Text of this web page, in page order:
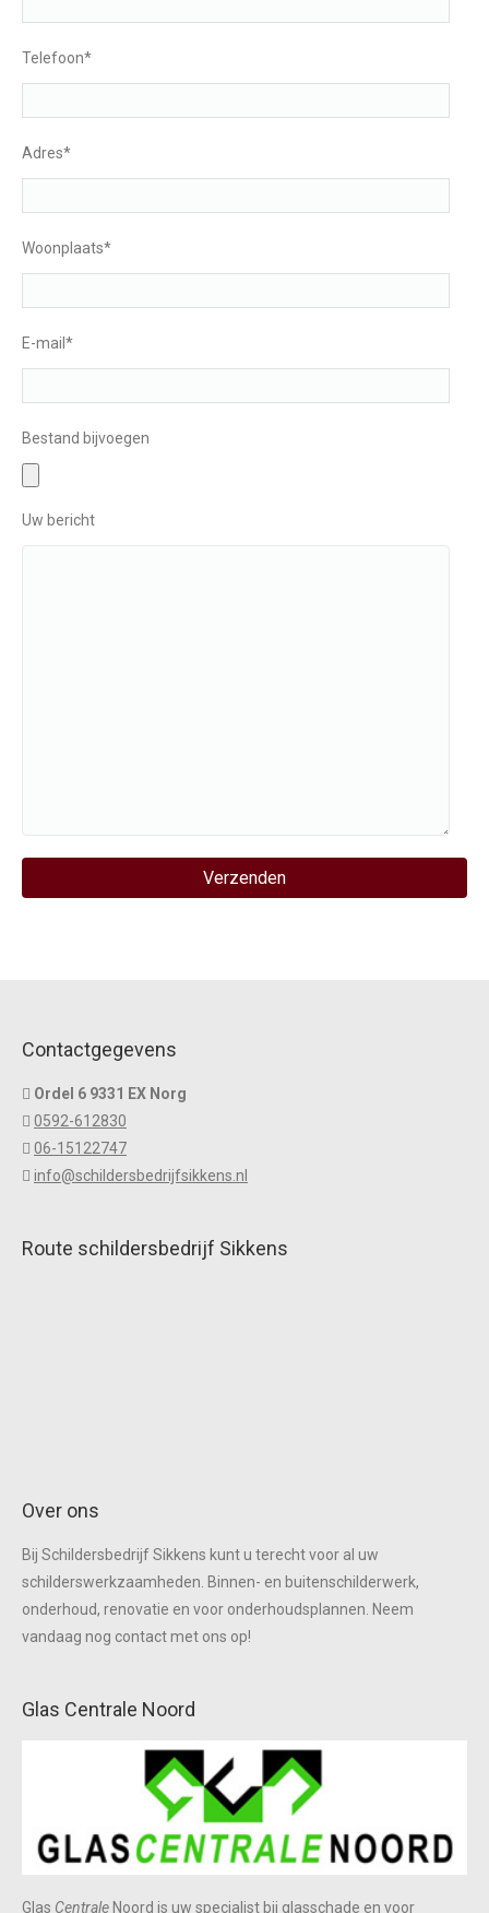
Telefoon*
Adres*
Woonplaats*
E-mail*
Bestand bijvoegen
Uw bericht
Gelieve dit veld leeg te laten.
Contactgegevens
Ordel 6 9331 EX Norg
0592-612830
06-15122747
info@schildersbedrijfsikkens.nl
Route schildersbedrijf Sikkens
Over ons
Bij Schildersbedrijf Sikkens kunt u terecht voor al uw
schilderswerkzaamheden. Binnen- en buitenschilderwerk,
onderhoud, renovatie en voor onderhoudsplannen. Neem
vandaag nog contact met ons op!
Glas Centrale Noord
Glas Centrale Noord is uw specialist bij glasschade en voor